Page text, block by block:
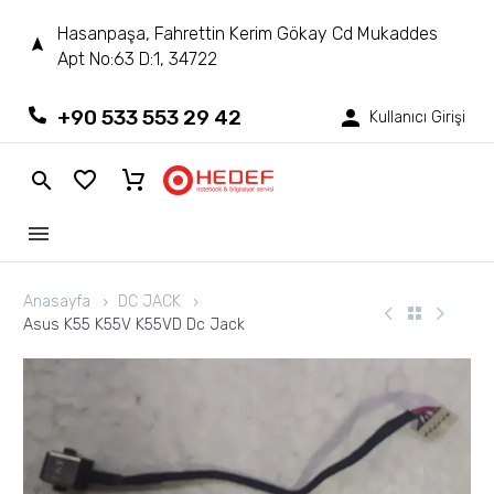
Hasanpaşa, Fahrettin Kerim Gökay Cd Mukaddes
Apt No:63 D:1, 34722
+90 533 553 29 42 Kullanıcı Girişi
Anasayfa
DC JACK
Asus K55 K55V K55VD Dc Jack